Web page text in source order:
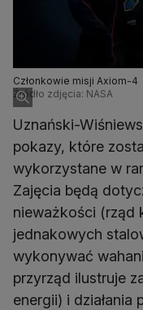
Członkowie misji Axiom-4
Źródło zdjęcia: NASA
Uznański-
pokazy, które
wykorzystane w
Zajęcia będą
nieważkości (rząd
jednakowych
wykonywać
przyrząd ilustruje
energii) i działania